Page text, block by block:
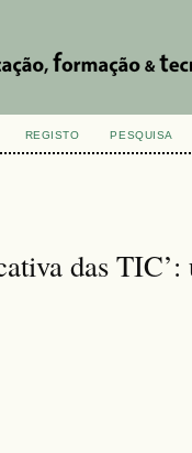
REGISTO PESQUISA
das